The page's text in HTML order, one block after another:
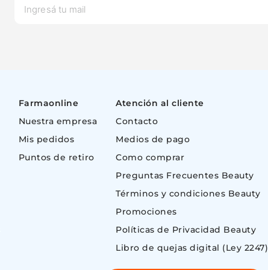
Farmaonline
Nuestra empresa
Mis pedidos
Puntos de retiro
Atención al cliente
Contacto
Medios de pago
Como comprar
Preguntas Frecuentes Beauty
Términos y condiciones Beauty
Promociones
Políticas de Privacidad Beauty
Libro de quejas digital (Ley 2247)